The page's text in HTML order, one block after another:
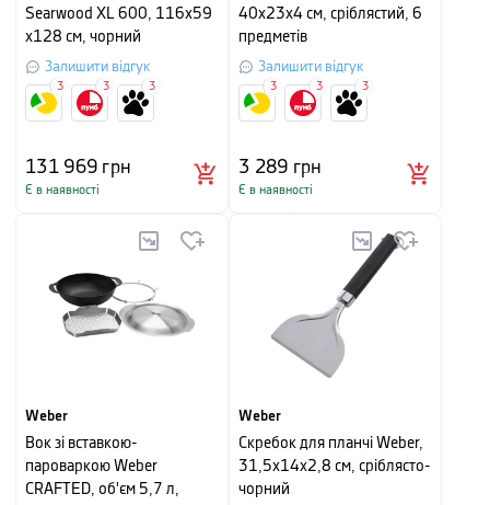
Searwood XL 600, 116x59
x128 см, чорний
Залишити відгук
131 969 грн
Є в наявності
3 3 3
40х23х4 см, сріблястий, 6
предметів
Залишити відгук
3 289 грн
Є в наявності
3 3 3
Weber
Вок зі вставкою-
пароваркою Weber
CRAFTED, об'єм 5,7 л,
Weber
Скребок для планчі Weber,
31,5х14х2,8 см, сріблясто-
чорний